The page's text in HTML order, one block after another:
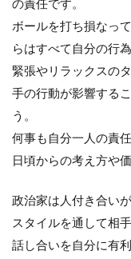
の責任です。
ボールを打ち損なっ
らはすべて自分の行
緊張やリラックスの
手の行動が影響する
う。
何事も自分一人の責
日頃からの考え方や
政治家は人付き合い
スタイルを通して相
話し合いを自分に有